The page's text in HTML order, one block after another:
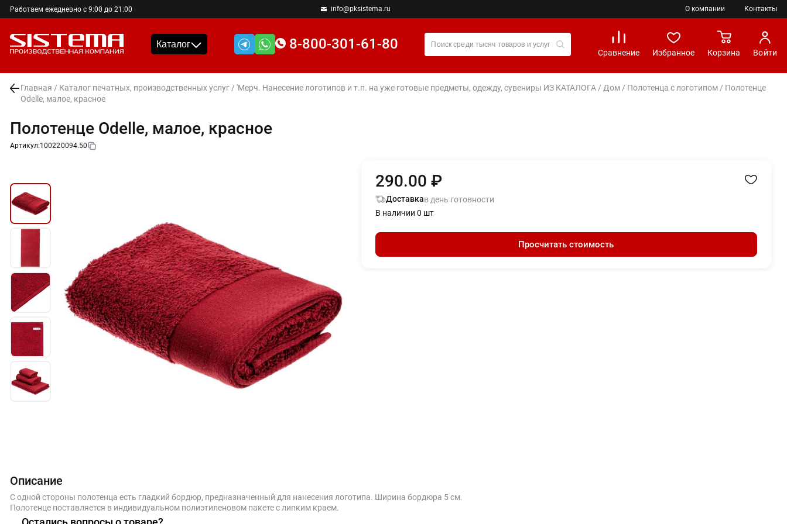
Работаем ежедневно с 9:00 до 21:00 info@pksistema.ru О компании Контакты
Каталог 8-800-301-61-80
Сравнение Избранное Корзина Войти
Главная / Каталог печатных, производственных услуг /'Мерч. Нанесение логотипов и т.п. на уже готовые предметы, одежду, сувениры ИЗ КАТАЛОГА / Дом / Полотенца с логотипом / Полотенце
Odelle, малое, красное
Полотенце Odelle, малое, красное
Артикул:100220094.50
290.00 ₽
Доставкав день готовности
В наличии 0 шт
Просчитать стоимость
Описание
С одной стороны полотенца есть гладкий бордюр, предназначенный для нанесения логотипа. Ширина бордюра 5 см.
Полотенце поставляется в индивидуальном полиэтиленовом пакете с липким краем.